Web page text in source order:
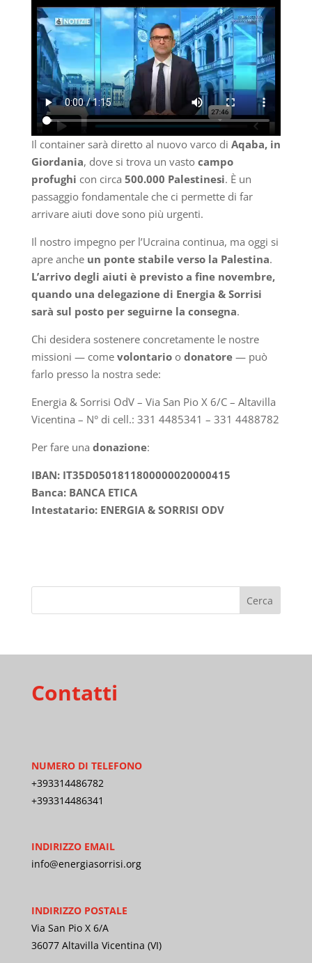
Il container sarà diretto al nuovo varco di Aqaba, in
Giordania, dove si trova un vasto campo
profughi con circa 500.000 Palestinesi. È un
passaggio fondamentale che ci permette di far
arrivare aiuti dove sono più urgenti.
Il nostro impegno per l’Ucraina continua, ma oggi si
apre anche un ponte stabile verso la Palestina.
L’arrivo degli aiuti è previsto a fine novembre,
quando una delegazione di Energia & Sorrisi
sarà sul posto per seguirne la consegna.
Chi desidera sostenere concretamente le nostre
missioni — come volontario o donatore— può
farlo presso la nostra sede:
Energia & Sorrisi OdV – Via San Pio X 6/C – Altavilla
Vicentina – N° di cell.: 331 4485341 – 331 4488782
Per fare una donazione:
IBAN: IT35D0501811800000020000415
Banca: BANCA ETICA
Intestatario: ENERGIA & SORRISI ODV
Cerca
Contatti
NUMERO DI TELEFONO
+393314486782
+393314486341
INDIRIZZO EMAIL
info@energiasorrisi.org
INDIRIZZO POSTALE
Via San Pio X 6/A
36077 Altavilla Vicentina (VI)